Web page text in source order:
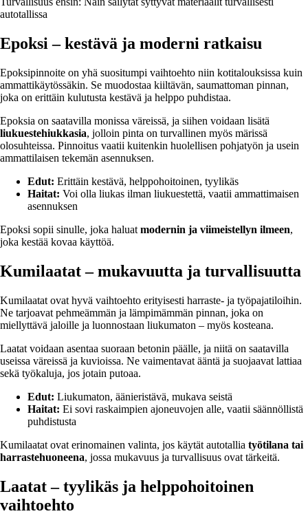
autotallissa
Epoksi – kestävä ja moderni ratkaisu
Epoksipinnoite on yhä suositumpi vaihtoehto niin kotitalouksissa kuin
ammattikäytössäkin. Se muodostaa kiiltävän, saumattoman pinnan,
joka on erittäin kulutusta kestävä ja helppo puhdistaa.
Epoksia on saatavilla monissa väreissä, ja siihen voidaan lisätä
liukuestehiukkasia, jolloin pinta on turvallinen myös märissä
olosuhteissa. Pinnoitus vaatii kuitenkin huolellisen pohjatyön ja usein
ammattilaisen tekemän asennuksen.
Edut: Erittäin kestävä, helppohoitoinen, tyylikäs
Haitat: Voi olla liukas ilman liukuestettä, vaatii ammattimaisen
asennuksen
Epoksi sopii sinulle, joka haluat modernin ja viimeistellyn ilmeen,
joka kestää kovaa käyttöä.
Kumilaatat – mukavuutta ja turvallisuutta
Kumilaatat ovat hyvä vaihtoehto erityisesti harraste- ja työpajatiloihin.
Ne tarjoavat pehmeämmän ja lämpimämmän pinnan, joka on
miellyttävä jaloille ja luonnostaan liukumaton – myös kosteana.
Laatat voidaan asentaa suoraan betonin päälle, ja niitä on saatavilla
useissa väreissä ja kuvioissa. Ne vaimentavat ääntä ja suojaavat lattiaa
sekä työkaluja, jos jotain putoaa.
Edut: Liukumaton, äänieristävä, mukava seistä
Haitat: Ei sovi raskaimpien ajoneuvojen alle, vaatii säännöllistä
puhdistusta
Kumilaatat ovat erinomainen valinta, jos käytät autotallia työtilana tai
harrastehuoneena, jossa mukavuus ja turvallisuus ovat tärkeitä.
Laatat – tyylikäs ja helppohoitoinen
vaihtoehto